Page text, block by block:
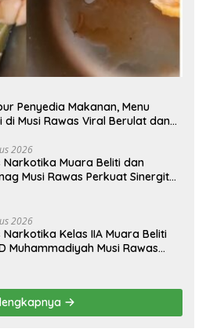
Penyedia Makanan, Menu
Musi Rawas Viral Berulat dan
2026
Narkotika Muara Beliti dan
Musi Rawas Perkuat Sinergitas
2026
Narkotika Kelas IIA Muara Beliti
Muhammadiyah Musi Rawas